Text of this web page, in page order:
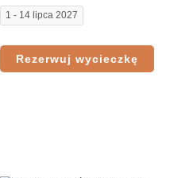
1 - 14 lipca 2027
Rezerwuj wycieczkę